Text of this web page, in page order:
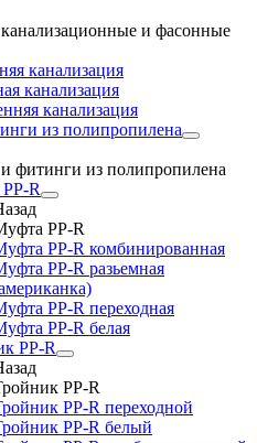
и фасонные
канализация
канализация
канализация
из полипропилена
фитинги из полипропилена
R
PP-R
РР-R комбинированная
РР-R разьемная
РР-R переходная
РР-R белая
PP-R
PP-R
РР-R переходной
РР-R белый